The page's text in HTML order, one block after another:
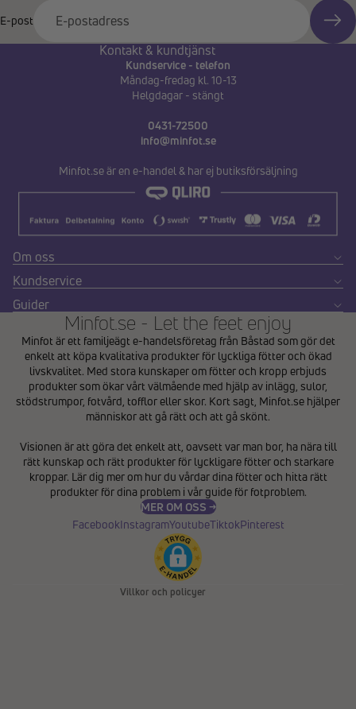
E-post
Kontakt & kundtjänst
Kundservice - telefon
Måndag-fredag kl. 10-13
Helgdagar - stängt
0431-72500
info@minfot.se
Minfot.se är en e-handel & har ej butiksförsäljning
Om oss
Kundservice
Guider
Minfot.se - Let the feet enjoy
Minfot är ett familjeägt e-handelsföretag från Båstad som gör det
enkelt att köpa kvalitativa produkter för lyckliga fötter och ökad
livskvalitet. Med stora kunskaper om fötter och kropp erbjuds
produkter som ökar vårt välmående med hjälp av inlägg, sulor,
stödstrumpor, fotvård, tofflor eller skor. Kort sagt, Minfot.se hjälper
människor att gå rätt och att gå skönt.
Visionen är att göra det enkelt att, oavsett var man bor, ha nära till
rätt kunskap och rätt produkter för lyckligare fötter och starkare
kroppar. Lär dig mer om hur du vårdar dina fötter och hitta rätt
produkter för dina problem i vårguide för fotproblem.
MER OM OSS →
FacebookInstagramYoutubeTiktokPinterest
Villkor och policyer
Återbetalningspolicy
Användarvillkor
Fraktpolicy
Kontaktinformation
Avbeställningspolicy
Rättsligt meddelande